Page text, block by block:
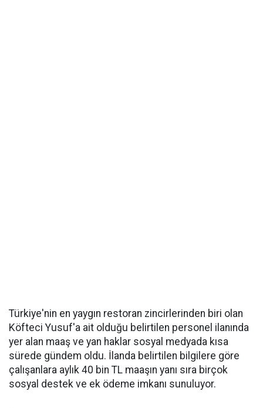
Türkiye'nin en yaygın restoran zincirlerinden biri olan
Köfteci Yusuf'a ait olduğu belirtilen personel ilanında
yer alan maaş ve yan haklar sosyal medyada kısa
sürede gündem oldu. İlanda belirtilen bilgilere göre
çalışanlara aylık 40 bin TL maaşın yanı sıra birçok
sosyal destek ve ek ödeme imkanı sunuluyor.